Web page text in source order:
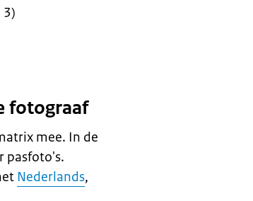
3)
fotograaf
mee. In de
pasfoto's.
Nederlands,